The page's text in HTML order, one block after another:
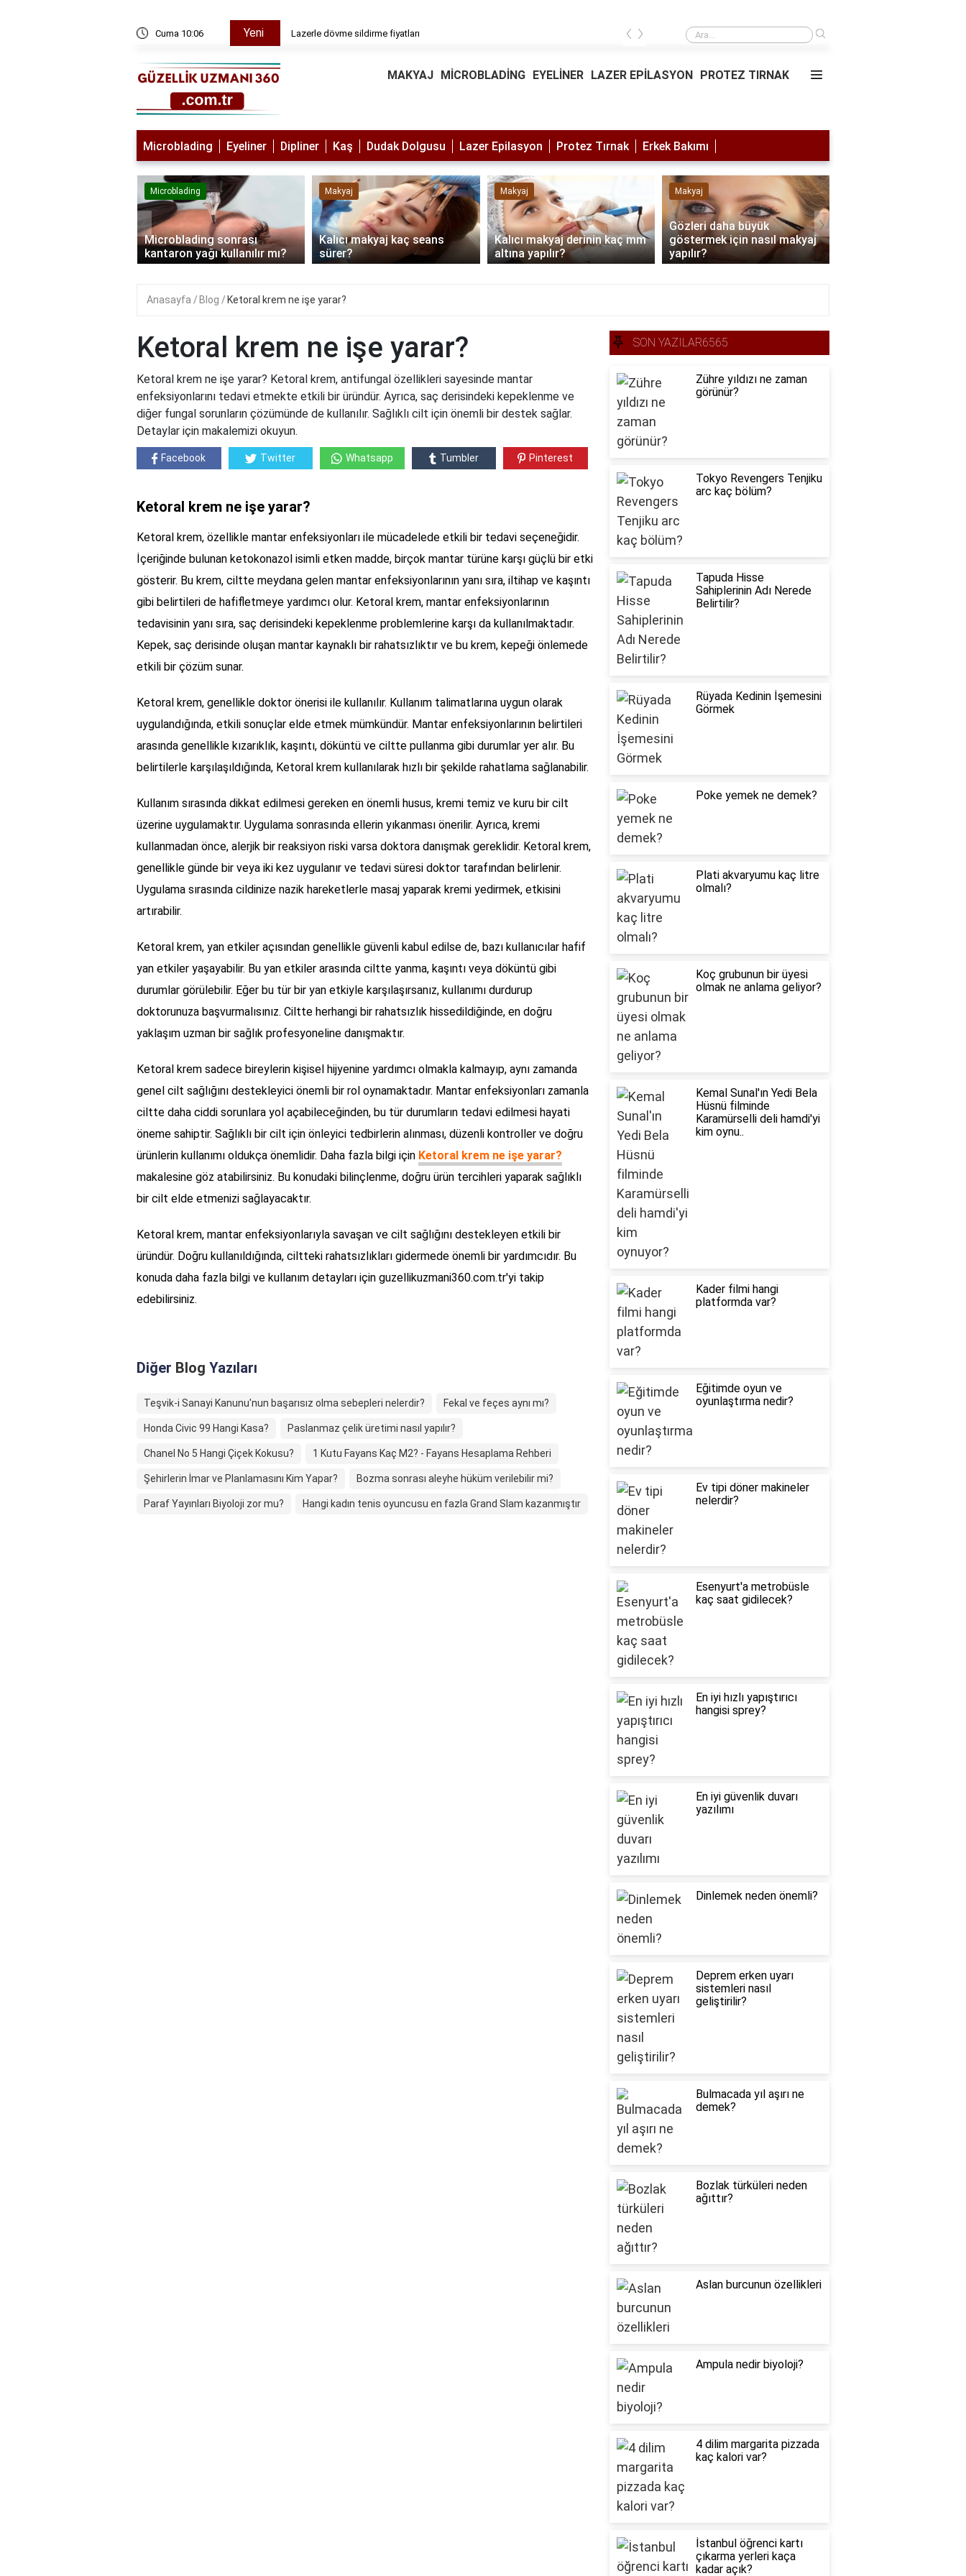
Cuma 10:06 Yeni Lazerle dövme sildirme fiyatları Saç simülasyonu
‹ ›
MAKYAJ MİCROBLADİNG EYELİNER LAZER EPİLASYON PROTEZ TIRNAK
Microblading Eyeliner Dipliner Kaş Dudak Dolgusu Lazer Epilasyon Protez Tırnak Erkek Bakımı
Microblading
Microblading sonrası
kantaron yağı kullanılır mı?
Makyaj
Kalıcı makyaj kaç seans
sürer?
Makyaj
Kalıcı makyaj derinin kaç mm
altına yapılır?
Makyaj
Gözleri daha büyük
göstermek için nasıl makyaj
yapılır?
‹ ›
Anasayfa Blog Ketoral krem ne işe yarar?
Ketoral krem ne işe yarar?
Ketoral krem ne işe yarar? Ketoral krem, antifungal özellikleri sayesinde mantar
enfeksiyonlarını tedavi etmekte etkili bir üründür. Ayrıca, saç derisindeki kepeklenme ve
diğer fungal sorunların çözümünde de kullanılır. Sağlıklı cilt için önemli bir destek sağlar.
Detaylar için makalemizi okuyun.
Facebook Twitter Whatsapp Tumbler Pinterest
Ketoral krem ne işe yarar?
Ketoral krem, özellikle mantar enfeksiyonları ile mücadelede etkili bir tedavi seçeneğidir.
İçeriğinde bulunan ketokonazol isimli etken madde, birçok mantar türüne karşı güçlü bir etki
gösterir. Bu krem, ciltte meydana gelen mantar enfeksiyonlarının yanı sıra, iltihap ve kaşıntı
gibi belirtileri de hafifletmeye yardımcı olur. Ketoral krem, mantar enfeksiyonlarının
tedavisinin yanı sıra, saç derisindeki kepeklenme problemlerine karşı da kullanılmaktadır.
Kepek, saç derisinde oluşan mantar kaynaklı bir rahatsızlıktır ve bu krem, kepeği önlemede
etkili bir çözüm sunar.
Ketoral krem, genellikle doktor önerisi ile kullanılır. Kullanım talimatlarına uygun olarak
uygulandığında, etkili sonuçlar elde etmek mümkündür. Mantar enfeksiyonlarının belirtileri
arasında genellikle kızarıklık, kaşıntı, döküntü ve ciltte pullanma gibi durumlar yer alır. Bu
belirtilerle karşılaşıldığında, Ketoral krem kullanılarak hızlı bir şekilde rahatlama sağlanabilir.
Kullanım sırasında dikkat edilmesi gereken en önemli husus, kremi temiz ve kuru bir cilt
üzerine uygulamaktır. Uygulama sonrasında ellerin yıkanması önerilir. Ayrıca, kremi
kullanmadan önce, alerjik bir reaksiyon riski varsa doktora danışmak gereklidir. Ketoral krem,
genellikle günde bir veya iki kez uygulanır ve tedavi süresi doktor tarafından belirlenir.
Uygulama sırasında cildinize nazik hareketlerle masaj yaparak kremi yedirmek, etkisini
artırabilir.
Ketoral krem, yan etkiler açısından genellikle güvenli kabul edilse de, bazı kullanıcılar hafif
yan etkiler yaşayabilir. Bu yan etkiler arasında ciltte yanma, kaşıntı veya döküntü gibi
durumlar görülebilir. Eğer bu tür bir yan etkiyle karşılaşırsanız, kullanımı durdurup
doktorunuza başvurmalısınız. Ciltte herhangi bir rahatsızlık hissedildiğinde, en doğru
yaklaşım uzman bir sağlık profesyoneline danışmaktır.
Ketoral krem sadece bireylerin kişisel hijyenine yardımcı olmakla kalmayıp, aynı zamanda
genel cilt sağlığını destekleyici önemli bir rol oynamaktadır. Mantar enfeksiyonları zamanla
ciltte daha ciddi sorunlara yol açabileceğinden, bu tür durumların tedavi edilmesi hayati
öneme sahiptir. Sağlıklı bir cilt için önleyici tedbirlerin alınması, düzenli kontroller ve doğru
ürünlerin kullanımı oldukça önemlidir. Daha fazla bilgi için Ketoral krem ne işe yarar?
makalesine göz atabilirsiniz. Bu konudaki bilinçlenme, doğru ürün tercihleri yaparak sağlıklı
bir cilt elde etmenizi sağlayacaktır.
Ketoral krem, mantar enfeksiyonlarıyla savaşan ve cilt sağlığını destekleyen etkili bir
üründür. Doğru kullanıldığında, ciltteki rahatsızlıkları gidermede önemli bir yardımcıdır. Bu
konuda daha fazla bilgi ve kullanım detayları için guzellikuzmani360.com.tr'yi takip
edebilirsiniz.
Diğer Blog Yazıları
Teşvik-i Sanayi Kanunu'nun başarısız olma sebepleri nelerdir? Fekal ve feçes aynı mı?
Honda Civic 99 Hangi Kasa? Paslanmaz çelik üretimi nasıl yapılır?
Chanel No 5 Hangi Çiçek Kokusu? 1 Kutu Fayans Kaç M2? - Fayans Hesaplama Rehberi
Şehirlerin İmar ve Planlamasını Kim Yapar? Bozma sonrası aleyhe hüküm verilebilir mi?
Paraf Yayınları Biyoloji zor mu? Hangi kadın tenis oyuncusu en fazla Grand Slam kazanmıştır
SON YAZILAR6565
Zühre yıldızı ne zaman
görünür?
Tokyo Revengers Tenjiku
arc kaç bölüm?
Tapuda Hisse
Sahiplerinin Adı Nerede
Belirtilir?
Rüyada Kedinin İşemesini
Görmek
Poke yemek ne demek?
Plati akvaryumu kaç litre
olmalı?
Koç grubunun bir üyesi
olmak ne anlama geliyor?
Kemal Sunal'ın Yedi Bela
Hüsnü filminde
Karamürselli deli hamdi'yi
kim oynu..
Kader filmi hangi
platformda var?
Eğitimde oyun ve
oyunlaştırma nedir?
Ev tipi döner makineler
nelerdir?
Esenyurt'a metrobüsle
kaç saat gidilecek?
En iyi hızlı yapıştırıcı
hangisi sprey?
En iyi güvenlik duvarı
yazılımı
Dinlemek neden önemli?
Deprem erken uyarı
sistemleri nasıl
geliştirilir?
Bulmacada yıl aşırı ne
demek?
Bozlak türküleri neden
ağıttır?
Aslan burcunun özellikleri
Ampula nedir biyoloji?
4 dilim margarita pizzada
kaç kalori var?
İstanbul öğrenci kartı
çıkarma yerleri kaça
kadar açık?